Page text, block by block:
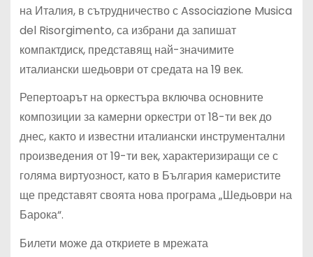
на Италия, в сътрудничество с Associazione Musica
del Risorgimento, са избрани да запишат
компактдиск, представящ най-значимите
италиански шедьоври от средата на 19 век.
Репертоарът на оркестъра включва основните
композиции за камерни оркестри от 18-ти век до
днес, както и известни италиански инструментални
произведения от 19-ти век, характеризиращи се с
голяма виртуозност, като в България камеристите
ще представят своята нова програма „Шедьоври на
Барока“.
Билети може да откриете в мрежата